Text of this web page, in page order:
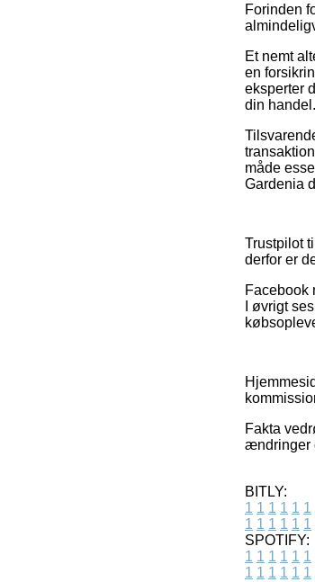
Forinden
Et nemt
en
eksperter
din handel.
måde
Gardenia
Trustpilot
derfor er
Facebook
I øvrigt
Fakta
ændringer
BITLY:
1 1 1 1 1 1
1 1 1 1 1 1
SPOTIFY:
1 1 1 1 1 1
1 1 1 1 1 1